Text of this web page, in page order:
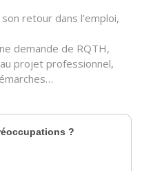
retour dans l’emploi,
demande de RQTH,
projet professionnel,
?